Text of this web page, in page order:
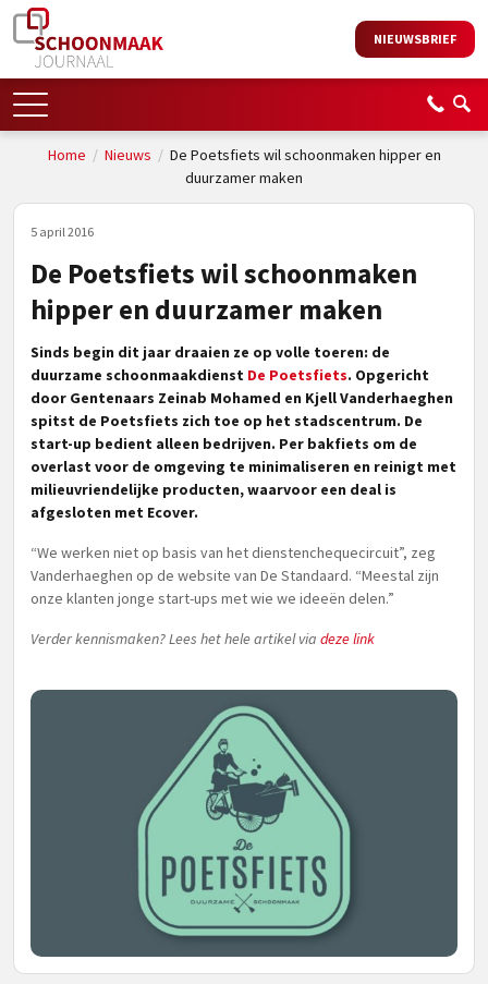
NIEUWSBRIEF
Home / Nieuws / De Poetsfiets wil schoonmaken hipper en
duurzamer maken
5 april 2016
De Poetsfiets wil schoonmaken
hipper en duurzamer maken
Sinds begin dit jaar draaien ze op volle toeren: de
duurzame schoonmaakdienst De Poetsfiets. Opgericht
door Gentenaars Zeinab Mohamed en Kjell Vanderhaeghen
spitst de Poetsfiets zich toe op het stadscentrum. De
start-up bedient alleen bedrijven. Per bakfiets om de
overlast voor de omgeving te minimaliseren en reinigt met
milieuvriendelijke producten, waarvoor een deal is
afgesloten met Ecover.
“We werken niet op basis van het dienstenchequecircuit”, zeg
Vanderhaeghen op de website van De Standaard. “Meestal zijn
onze klanten jonge start-ups met wie we ideeën delen.”
Verder kennismaken? Lees het hele artikel via deze link